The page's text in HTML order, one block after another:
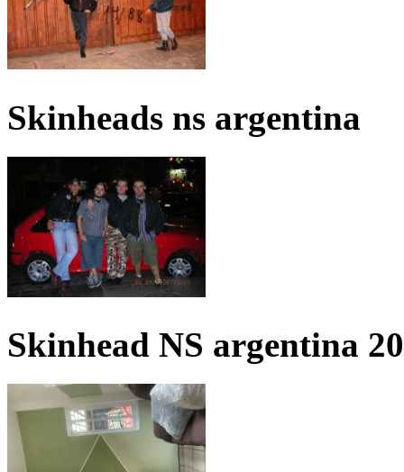
Skinheads ns argentina
Skinhead NS argentina